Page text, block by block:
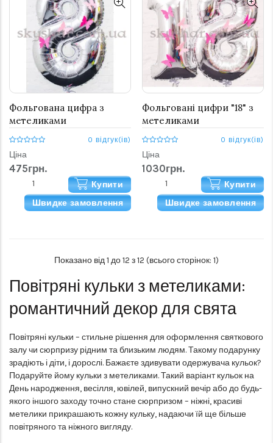
Фольгована цифра з
метеликами
0 відгук(ів)
Ціна
475грн.
Купити
Швидке замовлення
Фольговані цифри "18" з
метеликами
0 відгук(ів)
Ціна
1030грн.
Купити
Швидке замовлення
Показано від 1 до 12 з 12 (всього сторінок: 1)
Повітряні кульки з метеликами:
романтичний декор для свята
Повітряні кульки – стильне рішення для оформлення святкового
залу чи сюрпризу рідним та близьким людям. Такому подарунку
зрадіють і діти, і дорослі. Бажаєте здивувати одержувача кульок?
Подаруйте йому кульки з метеликами. Такий варіант кульок на
День народження, весілля, ювілей, випускний вечір або до будь-
якого іншого заходу точно стане сюрпризом – ніжні, красиві
метелики прикрашають кожну кульку, надаючи їй ще більше
повітряного та ніжного вигляду.